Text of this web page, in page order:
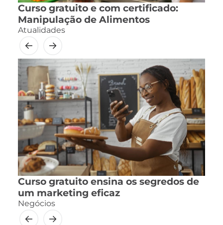
Curso gratuito e com certificado:
Manipulação de Alimentos
Atualidades
Curso gratuito ensina os segredos de
um marketing eficaz
Negócios